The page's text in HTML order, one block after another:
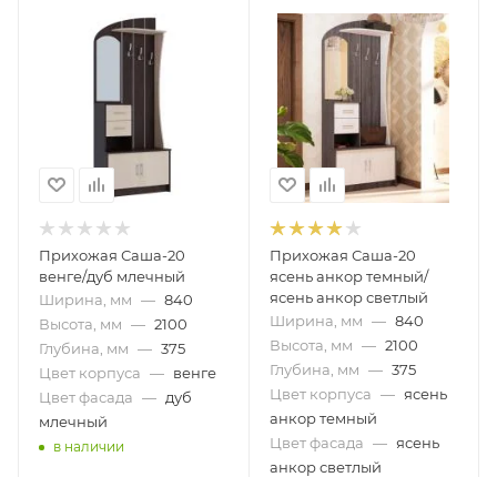
Прихожая Саша-20
венге/дуб млечный
Ширина, мм — 840
Высота, мм — 2100
Глубина, мм — 375
Цвет корпуса — венге
Цвет фасада — дуб
млечный
в наличии
Прихожая Саша-20
ясень анкор темный/
ясень анкор светлый
Ширина, мм — 840
Высота, мм — 2100
Глубина, мм — 375
Цвет корпуса — ясень
анкор темный
Цвет фасада — ясень
анкор светлый